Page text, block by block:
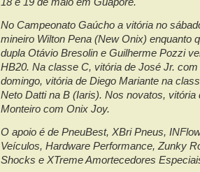
No Campeonato Gaúcho a vitória no
mineiro Wilton Pena (New Onix) enquanto
dupla Otávio Bresolin e Guilherme Pozzi
HB20. Na classe C, vitória de José Jr.
domingo, vitória de Diego Mariante na
Neto Datti na B (Iaris). Nos novatos, vitória
Monteiro com Onix Joy.
O apoio é de PneuBest, XBri Pneus,
Veículos, Hardware Performance, Zunky
Shocks e XTreme Amortecedores